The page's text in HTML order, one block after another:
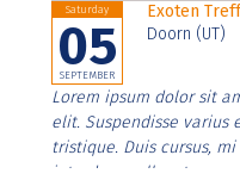
Saturday
05
SEPTEMBER
Exoten
Doorn (UT)
Lorem ipsum dolor sit
elit. Suspendisse varius
tristique. Duis cursus,
interdum nulla, ut